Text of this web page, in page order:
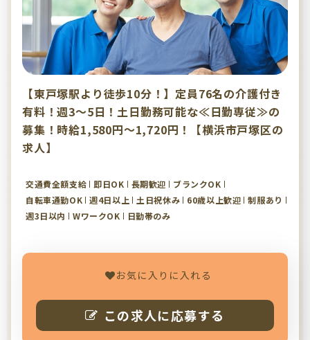
【東戸塚駅より徒歩10分！】定員76名の介護付き
有料！週3～5日！土日勤務可能な≪日勤専従≫の
募集！時給1,580円～1,720円！【横浜市戸塚区の
求人】
交通費全額支給 即日OK 長期歓迎
ブランクOK
自転車通勤OK
週4日以上 土日祝休み 60歳以上歓迎
制服あり
週3日以内
WワークOK 日勤帯のみ
お気に入りに入れる
この求人に応募する